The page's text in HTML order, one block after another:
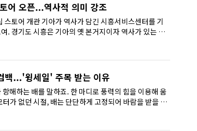
어 오픈...역사적 의미 강조
긴 시흥서비스센터를 기
. 경기도 시흥은 기아의 옛 본거지이자 역사가 있는 장
백...'윙세일' 주목 받는 이유
해하는 배를 말하죠. 한 마디로 풍력의 힘을 이용해 움
가 없던 시절, 배는 단단하게 고정되어 바람을 받을 수